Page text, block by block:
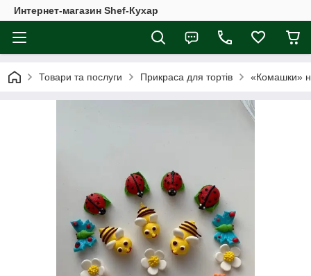
Интернет-магазин Shef-Кухар
Товари та послуги Прикраса для тортів «Комашки»